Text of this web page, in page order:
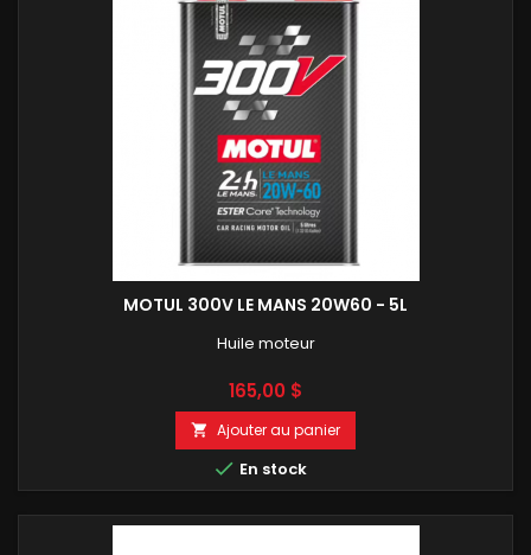
MOTUL 300V LE MANS 20W60 - 5L
Huile moteur
Prix
165,00 $
 Ajouter au panier
 En stock